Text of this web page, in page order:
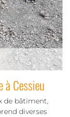
Cessieu
de bâtiment,
diverses